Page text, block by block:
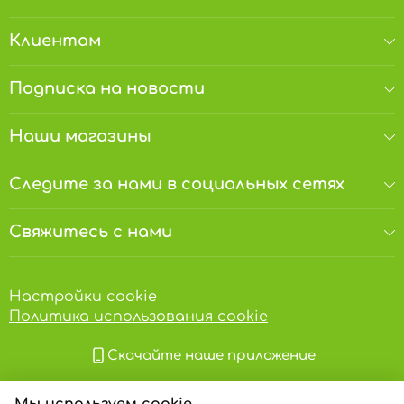
Клиентам
Подписка на новости
Наши магазины
Следите за нами в социальных сетях
Свяжитесь с нами
Настройки cookie
Политика использования cookie
Скачайте наше приложение